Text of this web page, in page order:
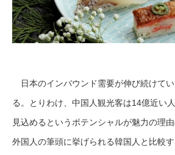
日本のインバウンド需要が伸び続けて
る。とりわけ、中国人観光客は14億近い
見込めるというポテンシャルが魅力の理
外国人の筆頭に挙げられる韓国人と比較す